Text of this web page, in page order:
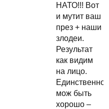
НАТО!!! Вот
и мутит ваш
през + наши
злодеи.
Результат
как видим
на лицо.
мож быть
хорошо –